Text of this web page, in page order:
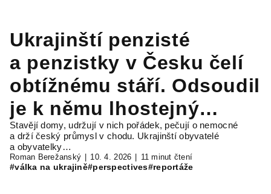
Ukrajinští penzisté
a penzistky v Česku čelí
obtížnému stáří. Odsoudil
je k němu lhostejný
systém
Stavějí domy, udržují v nich pořádek, pečují o nemocné
a drží český průmysl v chodu. Ukrajinští obyvatelé
a obyvatelky…
Roman Berežanský 10. 4. 2026 11 minut čtení
#válka na ukrajině#perspectives#reportáže